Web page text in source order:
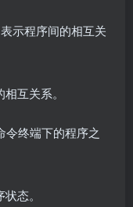
示程序间的相互关
互关系。
令终端下的程序之
态。